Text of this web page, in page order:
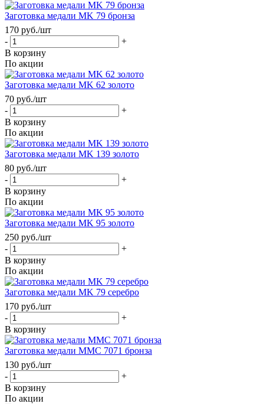
Заготовка медали MK 79 бронза
170 руб./шт
-
+
В корзину
По акции
Заготовка медали MK 62 золото
70 руб./шт
-
+
В корзину
По акции
Заготовка медали MK 139 золото
80 руб./шт
-
+
В корзину
По акции
Заготовка медали MK 95 золото
250 руб./шт
-
+
В корзину
По акции
Заготовка медали MK 79 серебро
170 руб./шт
-
+
В корзину
Заготовка медали MMC 7071 бронза
130 руб./шт
-
+
В корзину
По акции